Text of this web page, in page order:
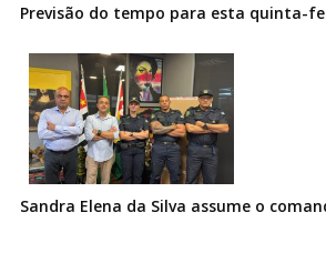
Previsão do tempo para esta quinta-
Sandra Elena da Silva assume o